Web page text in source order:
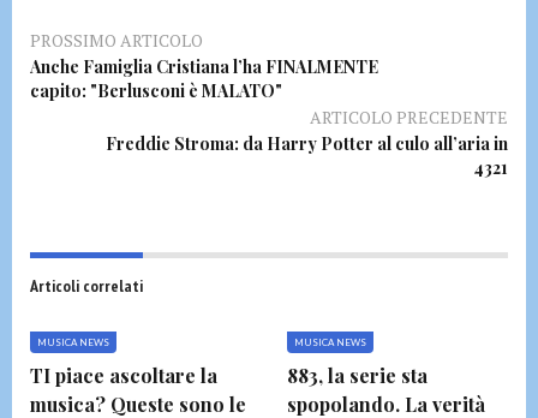
PROSSIMO ARTICOLO
Anche Famiglia Cristiana l’ha FINALMENTE
capito: "Berlusconi è MALATO"
ARTICOLO PRECEDENTE
Freddie Stroma: da Harry Potter al culo all’aria in
4321
Articoli correlati
MUSICA NEWS
TI piace ascoltare la
musica? Queste sono le
MUSICA NEWS
883, la serie sta
spopolando. La verità